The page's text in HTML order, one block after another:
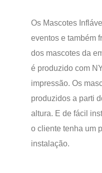
Os Mascotes
eventos e também
dos mascotes da
é produzido com
impressão. Os
produzidos a parti
altura. E de fácil
o cliente tenha um
instalação.